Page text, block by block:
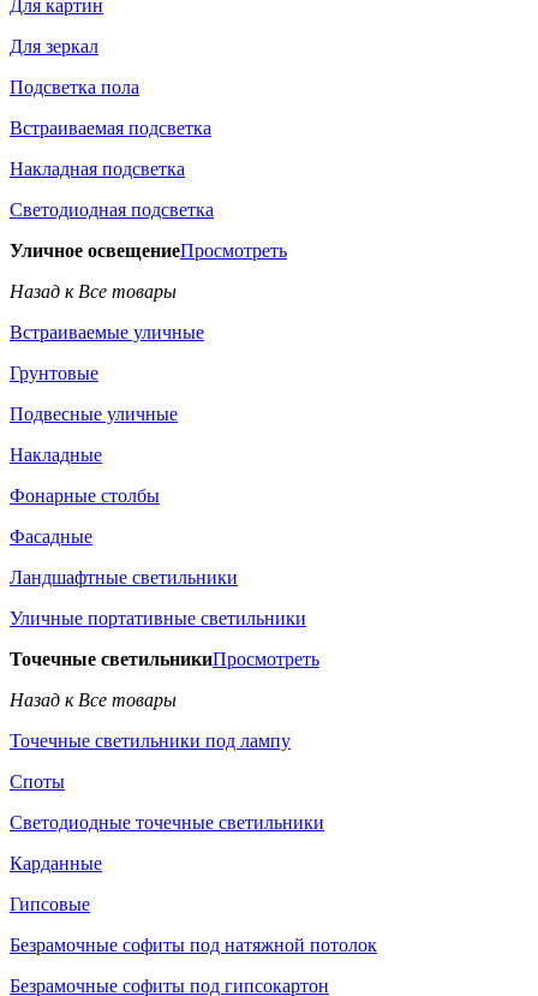
Для картин
Для зеркал
Подсветка пола
Встраиваемая подсветка
Накладная подсветка
Светодиодная подсветка
Уличное освещениеПросмотреть
Назад к Все товары
Встраиваемые уличные
Грунтовые
Подвесные уличные
Накладные
Фонарные столбы
Фасадные
Ландшафтные светильники
Уличные портативные светильники
Точечные светильникиПросмотреть
Назад к Все товары
Точечные светильники под лампу
Споты
Светодиодные точечные светильники
Карданные
Гипсовые
Безрамочные софиты под натяжной потолок
Безрамочные софиты под гипсокартон